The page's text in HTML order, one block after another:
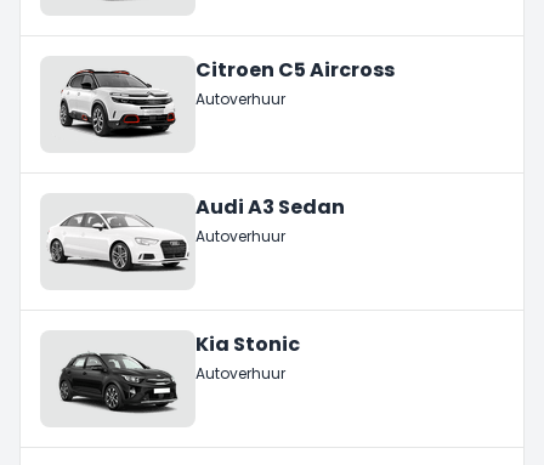
Citroen C5 Aircross
Autoverhuur
Audi A3 Sedan
Autoverhuur
Kia Stonic
Autoverhuur